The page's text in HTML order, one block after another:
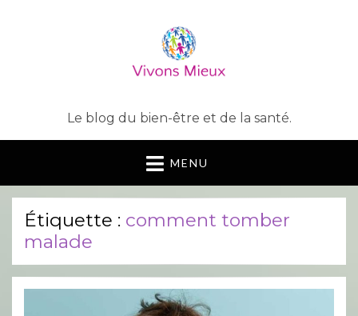
Le blog du bien-être et de la santé.
MENU
Étiquette : comment tomber
malade